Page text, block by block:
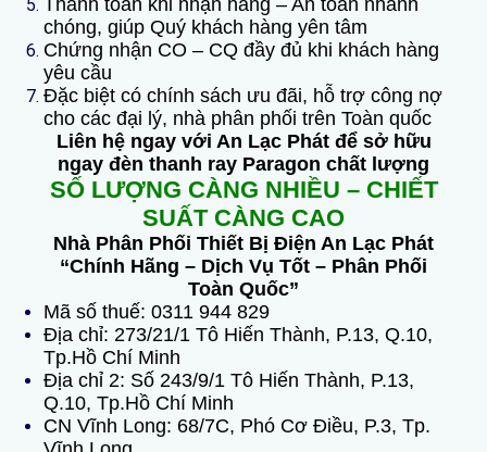
Thanh toán khi nhận hàng – An toàn nhanh
chóng, giúp Quý khách hàng yên tâm
Chứng nhận CO – CQ đầy đủ khi khách hàng
yêu cầu
Đặc biệt có chính sách ưu đãi, hỗ trợ công nợ
cho các đại lý, nhà phân phối trên Toàn quốc
Liên hệ ngay với An Lạc Phát để sở hữu
ngay đèn thanh ray Paragon chất lượng
SỐ LƯỢNG CÀNG NHIỀU – CHIẾT
SUẤT CÀNG CAO
Nhà Phân Phối Thiết Bị Điện An Lạc Phát
“Chính Hãng – Dịch Vụ Tốt – Phân Phối
Toàn Quốc”
Mã số thuế: 0311 944 829
Địa chỉ: 273/21/1 Tô Hiến Thành, P.13, Q.10,
Tp.Hồ Chí Minh
Địa chỉ 2: Số 243/9/1 Tô Hiến Thành, P.13,
Q.10, Tp.Hồ Chí Minh
CN Vĩnh Long: 68/7C, Phó Cơ Điều, P.3, Tp.